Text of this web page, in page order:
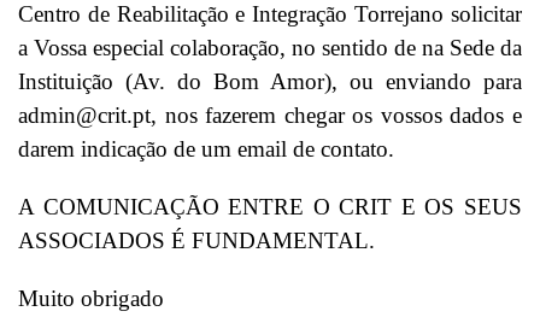
Centro de Reabilitação e Integração Torrejano solicitar
a Vossa especial colaboração, no sentido de na Sede da
Instituição (Av. do Bom Amor), ou enviando para
admin@crit.pt, nos fazerem chegar os vossos dados e
darem indicação de um email de contato.
A COMUNICAÇÃO ENTRE O CRIT E OS SEUS
ASSOCIADOS É FUNDAMENTAL.
Muito obrigado